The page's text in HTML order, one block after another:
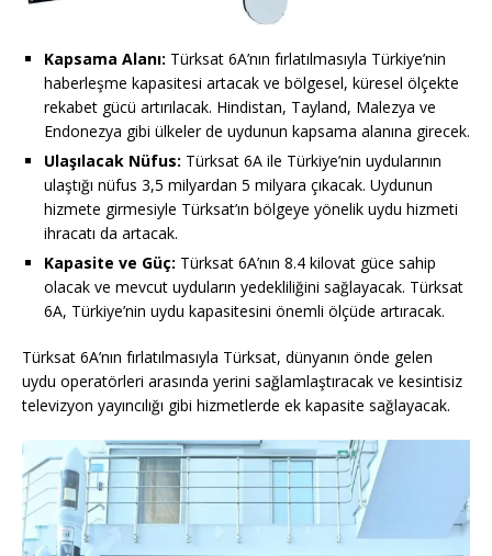
Kapsama Alanı: Türksat 6A’nın fırlatılmasıyla Türkiye’nin
haberleşme kapasitesi artacak ve bölgesel, küresel ölçekte
rekabet gücü artırılacak. Hindistan, Tayland, Malezya ve
Endonezya gibi ülkeler de uydunun kapsama alanına girecek.
Ulaşılacak Nüfus: Türksat 6A ile Türkiye’nin uydularının
ulaştığı nüfus 3,5 milyardan 5 milyara çıkacak. Uydunun
hizmete girmesiyle Türksat’ın bölgeye yönelik uydu hizmeti
ihracatı da artacak.
Kapasite ve Güç: Türksat 6A’nın 8.4 kilovat güce sahip
olacak ve mevcut uyduların yedekliliğini sağlayacak. Türksat
6A, Türkiye’nin uydu kapasitesini önemli ölçüde artıracak.
Türksat 6A’nın fırlatılmasıyla Türksat, dünyanın önde gelen
uydu operatörleri arasında yerini sağlamlaştıracak ve kesintisiz
televizyon yayıncılığı gibi hizmetlerde ek kapasite sağlayacak.